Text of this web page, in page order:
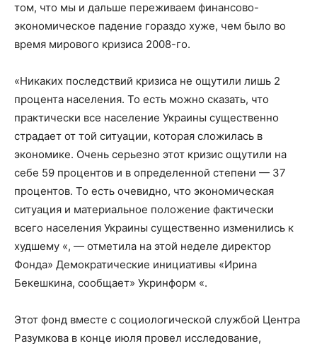
том, что мы и дальше переживаем финансово-
экономическое падение гораздо хуже, чем было во
время мирового кризиса 2008-го.
«Никаких последствий кризиса не ощутили лишь 2
процента населения. То есть можно сказать, что
практически все население Украины существенно
страдает от той ситуации, которая сложилась в
экономике. Очень серьезно этот кризис ощутили на
себе 59 процентов и в определенной степени — 37
процентов. То есть очевидно, что экономическая
ситуация и материальное положение фактически
всего населения Украины существенно изменились к
худшему «, — отметила на этой неделе директор
Фонда» Демократические инициативы «Ирина
Бекешкина, сообщает» Укринформ «.
Этот фонд вместе с социологической службой Центра
Разумкова в конце июля провел исследование,